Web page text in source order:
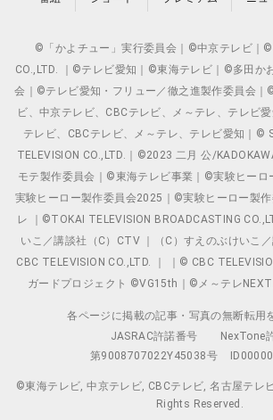
©「かよチュー」実行委員会｜©中京テレビ｜©
CO.,LTD. ｜©テレビ愛知｜©東海テレビ｜©多田か
会｜©テレビ愛知・フリュー／徹之進製作委員会
ビ、中京テレビ、CBCテレビ、メ～テレ、テレビ
テレビ、CBCテレビ、メ～テレ、テレビ愛知｜©
TELEVISION CO.,LTD.｜©2023 二月 公/
モテ製作委員会｜©東海テレビ事業｜©実験ヒー
実験ヒーロー製作委員会2025｜©実験ヒーロー製
レ ｜©TOKAI TELEVISION BROADCASTING
いこ／講談社（C）CTV ｜（C）すえのぶけいこ
CBC TELEVISION CO.,LTD. ｜ ｜© CBC
ガードプロジェクト ©VG15th｜©メ～テレ
各ページに掲載の記事・写真の無断転用
JASRAC許諾番号
NexTone
第9008707022Y45038号
©東海テレビ, 中京テレビ, CBCテレビ, 名古屋テレ
Rights Reserved.